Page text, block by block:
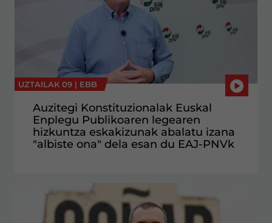
UZTAILAK 09 | EBB
Auzitegi Konstituzionalak Euskal
Enplegu Publikoaren legearen
hizkuntza eskakizunak abalatu izana
"albiste ona" dela esan du EAJ-PNVk